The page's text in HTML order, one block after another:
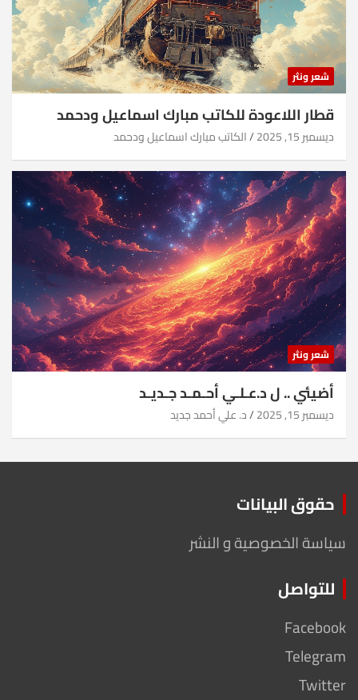
شعر ونثر
قطار اللاعودة للكاتب مبارك اسماعيل ودحمد
ديسمبر 15, 2025 الكاتب مبارك اسماعيل ودحمد
شعر ونثر
أضيئي .. ل د.عـلـي أحـمـد جـديـد
ديسمبر 15, 2025 د. علي أحمد جديد
حقوق البيانات
سياسة الخصوصية و النشر
للتواصل
Facebook
Telegram
Twitter